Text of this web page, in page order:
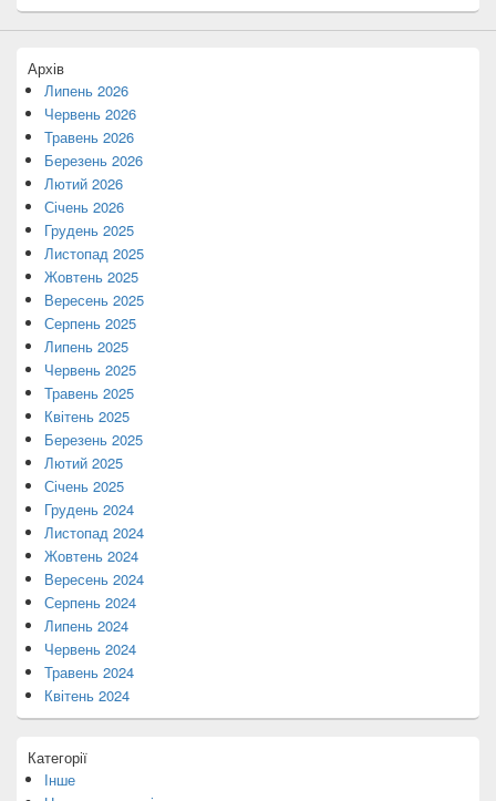
Архів
Липень 2026
Червень 2026
Травень 2026
Березень 2026
Лютий 2026
Січень 2026
Грудень 2025
Листопад 2025
Жовтень 2025
Вересень 2025
Серпень 2025
Липень 2025
Червень 2025
Травень 2025
Квітень 2025
Березень 2025
Лютий 2025
Січень 2025
Грудень 2024
Листопад 2024
Жовтень 2024
Вересень 2024
Серпень 2024
Липень 2024
Червень 2024
Травень 2024
Квітень 2024
Категорії
Інше